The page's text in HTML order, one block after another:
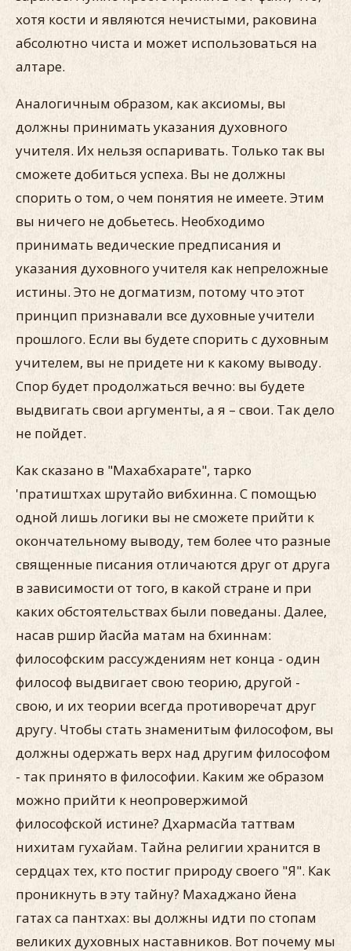
хотя кости и являются нечистыми, раковина
абсолютно чиста и может использоваться на
алтаре.
Аналогичным образом, как аксиомы, вы
должны принимать указания духовного
учителя. Их нельзя оспаривать. Только так вы
сможете добиться успеха. Вы не должны
спорить о том, о чем понятия не имеете. Этим
вы ничего не добьетесь. Необходимо
принимать ведические предписания и
указания духовного учителя как непреложные
истины. Это не догматизм, потому что этот
принцип признавали все духовные учители
прошлого. Если вы будете спорить с духовным
учителем, вы не придете ни к какому выводу.
Спор будет продолжаться вечно: вы будете
выдвигать свои аргументы, а я – свои. Так дело
не пойдет.
Как сказано в "Махабхарате", тарко
'пратиштхах шрутайо вибхинна. С помощью
одной лишь логики вы не сможете прийти к
окончательному выводу, тем более что разные
священные писания отличаются друг от друга
в зависимости от того, в какой стране и при
каких обстоятельствах были поведаны. Далее,
насав ршир йасйа матам на бхиннам:
философским рассуждениям нет конца - один
философ выдвигает свою теорию, другой -
свою, и их теории всегда противоречат друг
другу. Чтобы стать знаменитым философом, вы
должны одержать верх над другим философом
- так принято в философии. Каким же образом
можно прийти к неопровержимой
философской истине? Дхармасйа таттвам
нихитам гухайам. Тайна религии хранится в
сердцах тех, кто постиг природу своего "Я". Как
проникнуть в эту тайну? Махаджано йена
гатах са пантхах: вы должны идти по стопам
великих духовных наставников. Вот почему мы